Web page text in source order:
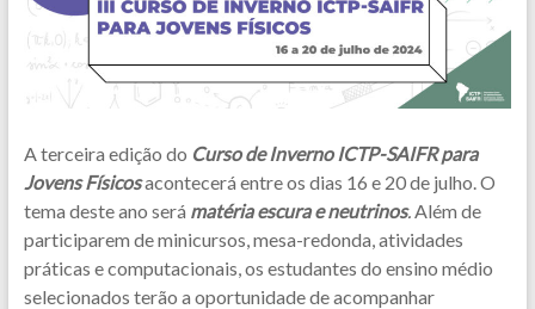
A terceira edição do Curso de Inverno ICTP-SAIFR para
Jovens Físicosacontecerá entre os dias 16 e 20 de julho. O
tema deste ano será matéria escura e neutrinos. Além de
participarem de minicursos, mesa-redonda, atividades
práticas e computacionais, os estudantes do ensino médio
selecionados terão a oportunidade de acompanhar